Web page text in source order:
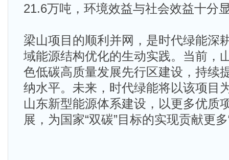
21.6万吨，环境效益与社会效益十分
梁山项目的顺利并网，是时代绿能深
域能源结构优化的生动实践。当前，
色低碳高质量发展先行区建设，持续
纳水平。未来，时代绿能将以该项目
山东新型能源体系建设，以更多优质
展，为国家“双碳”目标的实现贡献更